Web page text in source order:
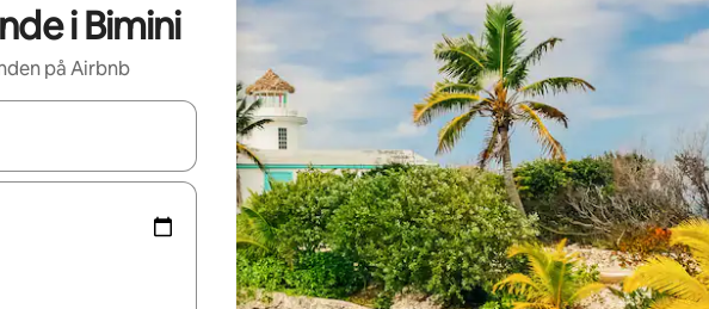
i Bimini
på Airbnb
kan du navigera med upp- och nedåtpilarna eller utforska genom att trycka eller svepa.